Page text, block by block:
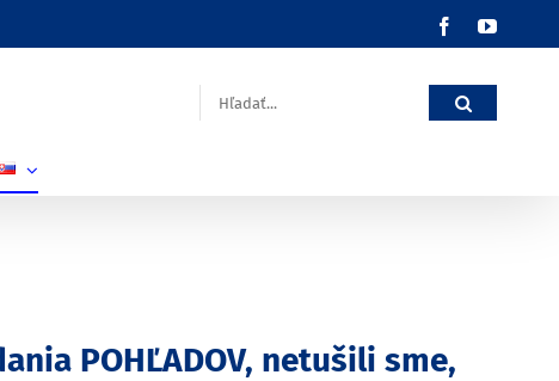
Facebook
Hľadať:
POHĽADOV, netušili sme,